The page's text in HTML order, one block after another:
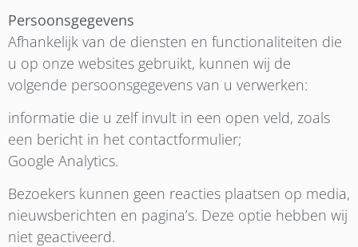
Persoonsgegevens
Afhankelijk van de diensten en functionaliteiten die
u op onze websites gebruikt, kunnen wij de
volgende persoonsgegevens van u verwerken:
informatie die u zelf invult in een open veld, zoals
een bericht in het contactformulier;
Google Analytics.
Bezoekers kunnen geen reacties plaatsen op media,
nieuwsberichten en pagina’s. Deze optie hebben wij
niet geactiveerd.